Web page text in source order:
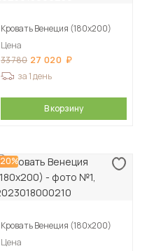
Кровать Венеция (180х200)
Цена
33 780 27 020
за 1 день
В корзину
Кровать Венеция (180х200)
Цена